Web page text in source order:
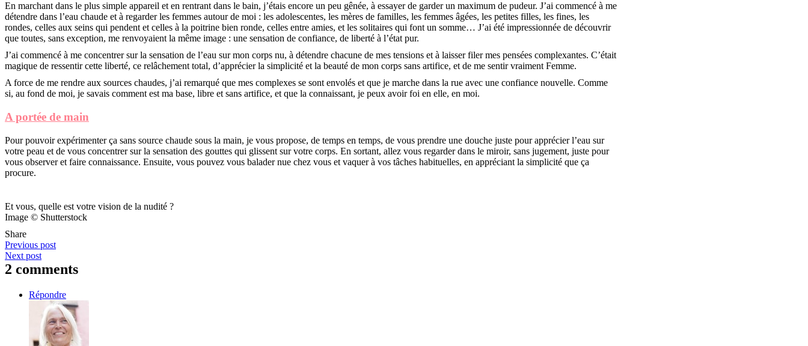
En marchant dans le plus simple appareil et en rentrant dans le bain, j’étais encore un peu gênée, à essayer de garder un maximum de pudeur. J’ai commencé à me
détendre dans l’eau chaude et à regarder les femmes autour de moi : les adolescentes, les mères de familles, les femmes âgées, les petites filles, les fines, les
rondes, celles aux seins qui pendent et celles à la poitrine bien ronde, celles entre amies, et les solitaires qui font un somme… J’ai été impressionnée de découvrir
que toutes, sans exception, me renvoyaient la même image : une sensation de confiance, de liberté à l’état pur.
J’ai commencé à me concentrer sur la sensation de l’eau sur mon corps nu, à détendre chacune de mes tensions et à laisser filer mes pensées complexantes. C’était
magique de ressentir cette liberté, ce relâchement total, d’apprécier la simplicité et la beauté de mon corps sans artifice, et de me sentir vraiment Femme.
A force de me rendre aux sources chaudes, j’ai remarqué que mes complexes se sont envolés et que je marche dans la rue avec une confiance nouvelle. Comme
si, au fond de moi, je savais comment est ma base, libre et sans artifice, et que la connaissant, je peux avoir foi en elle, en moi.
A portée de main
Pour pouvoir expérimenter ça sans source chaude sous la main, je vous propose, de temps en temps, de vous prendre une douche juste pour apprécier l’eau sur
votre peau et de vous concentrer sur la sensation des gouttes qui glissent sur votre corps. En sortant, allez vous regarder dans le miroir, sans jugement, juste pour
vous observer et faire connaissance. Ensuite, vous pouvez vous balader nue chez vous et vaquer à vos tâches habituelles, en appréciant la simplicité que ça
procure.
Et vous, quelle est votre vision de la nudité ?
Image © Shutterstock
Share
Previous post
Next post
2 comments
Répondre